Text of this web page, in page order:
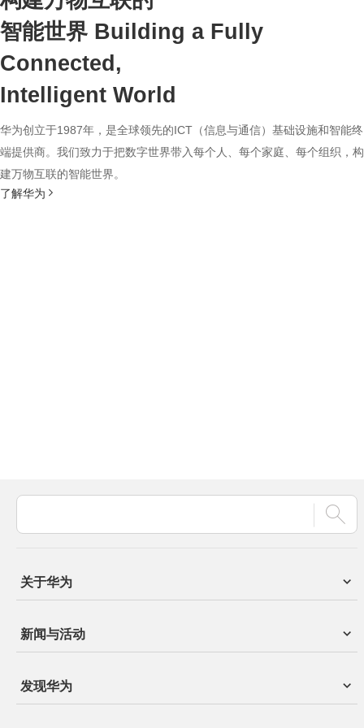
智能世界 Building a Fully
Connected,
Intelligent World
华为创立于1987年，是全球领先的ICT（信息与通信）基础设施和智能终
端提供商。我们致力于把数字世界带入每个人、每个家庭、每个组织，构
建万物互联的智能世界。
了解华为
关于华为
新闻与活动
发现华为